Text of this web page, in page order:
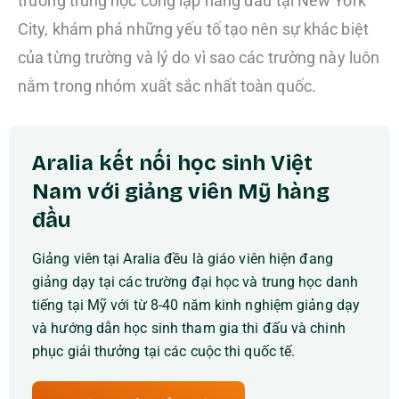
City, khám phá những yếu tố tạo nên sự khác biệt
của từng trường và lý do vì sao các trường này luôn
nằm trong nhóm xuất sắc nhất toàn quốc.
Aralia kết nối học sinh Việt
Nam với giảng viên Mỹ hàng
đầu
Giảng viên tại Aralia đều là giáo viên hiện đang
giảng dạy tại các trường đại học và trung học danh
tiếng tại Mỹ với từ 8-40 năm kinh nghiệm giảng dạy
và hướng dẫn học sinh tham gia thi đấu và chinh
phục giải thưởng tại các cuộc thi quốc tế.